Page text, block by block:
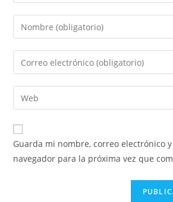
Guarda mi nombre, correo electrónico
navegador para la próxima vez que